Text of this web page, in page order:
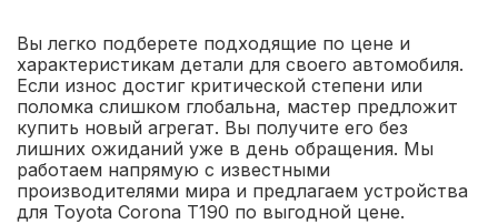
Вы легко подберете подходящие по цене и
характеристикам детали для своего автомобиля.
Если износ достиг критической степени или
поломка слишком глобальна, мастер предложит
купить новый агрегат. Вы получите его без
лишних ожиданий уже в день обращения. Мы
работаем напрямую с известными
производителями мира и предлагаем устройства
для Toyota Corona T190 по выгодной цене.